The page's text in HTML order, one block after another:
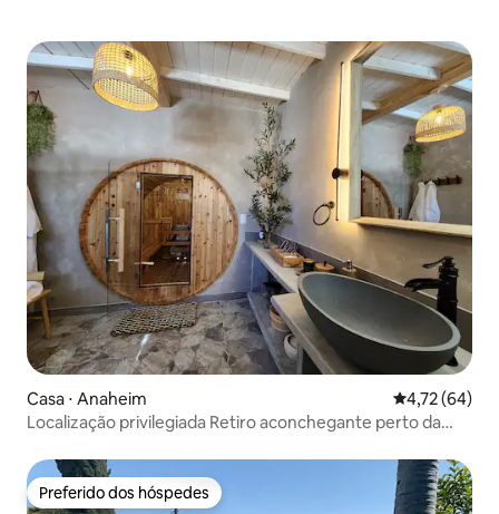
Casa ⋅ Anaheim 4,72 de uma
4,72 (64)
Localização privilegiada Retiro aconchegante perto da
Preferido dos hóspedes
Preferido dos hóspedes